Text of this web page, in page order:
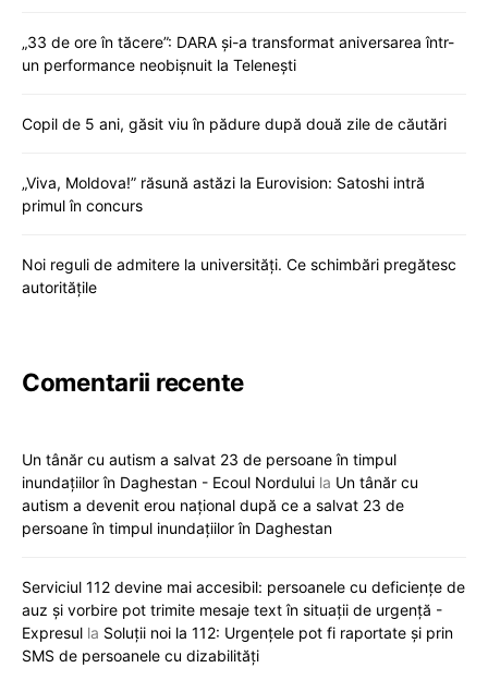
„33 de ore în tăcere”: DARA și-a transformat aniversarea într-
un performance neobișnuit la Telenești
Copil de 5 ani, găsit viu în pădure după două zile de căutări
„Viva, Moldova!” răsună astăzi la Eurovision: Satoshi intră
primul în concurs
Noi reguli de admitere la universități. Ce schimbări pregătesc
autoritățile
Comentarii recente
Un tânăr cu autism a salvat 23 de persoane în timpul
inundațiilor în Daghestan - Ecoul Nordului la Un tânăr cu
autism a devenit erou național după ce a salvat 23 de
persoane în timpul inundațiilor în Daghestan
Serviciul 112 devine mai accesibil: persoanele cu deficiențe de
auz și vorbire pot trimite mesaje text în situații de urgență -
Expresul la Soluții noi la 112: Urgențele pot fi raportate și prin
SMS de persoanele cu dizabilități